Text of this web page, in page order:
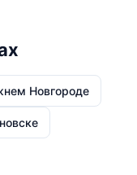
Новгороде